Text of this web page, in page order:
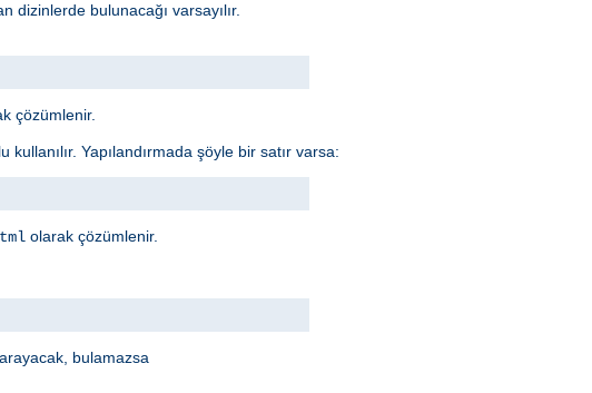
dizinlerde bulunacağı varsayılır.
çözümlenir.
Yapılandırmada şöyle bir satır varsa:
olarak çözümlenir.
bulamazsa